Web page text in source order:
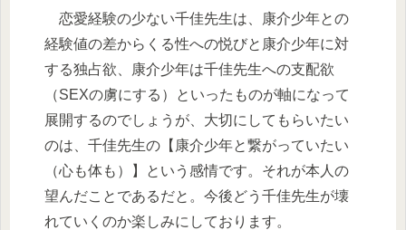
恋愛経験の少ない千佳先生は、康介少年との
経験値の差からくる性への悦びと康介少年に対
する独占欲、康介少年は千佳先生への支配欲
（SEXの虜にする）といったものが軸になって
展開するのでしょうが、大切にしてもらいたい
のは、千佳先生の【康介少年と繋がっていたい
（心も体も）】という感情です。それが本人の
望んだことであるだと。今後どう千佳先生が壊
れていくのか楽しみにしております。